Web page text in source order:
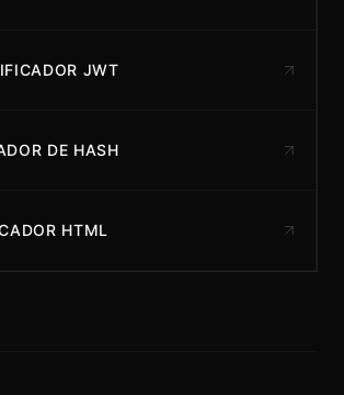
JWT
DE HASH
HTML